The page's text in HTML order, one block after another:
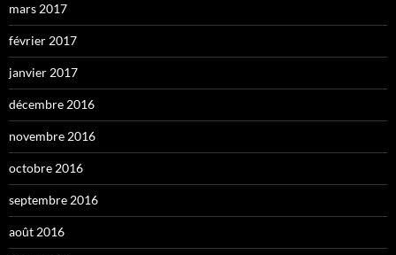
mars 2017
février 2017
janvier 2017
décembre 2016
novembre 2016
octobre 2016
septembre 2016
août 2016